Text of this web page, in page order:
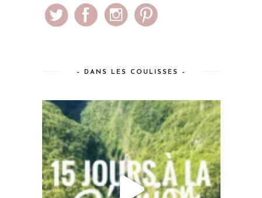
– DANS LES COULISSES –